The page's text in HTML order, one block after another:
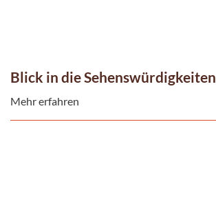
Blick in die Sehenswürdigkeiten
Mehr erfahren